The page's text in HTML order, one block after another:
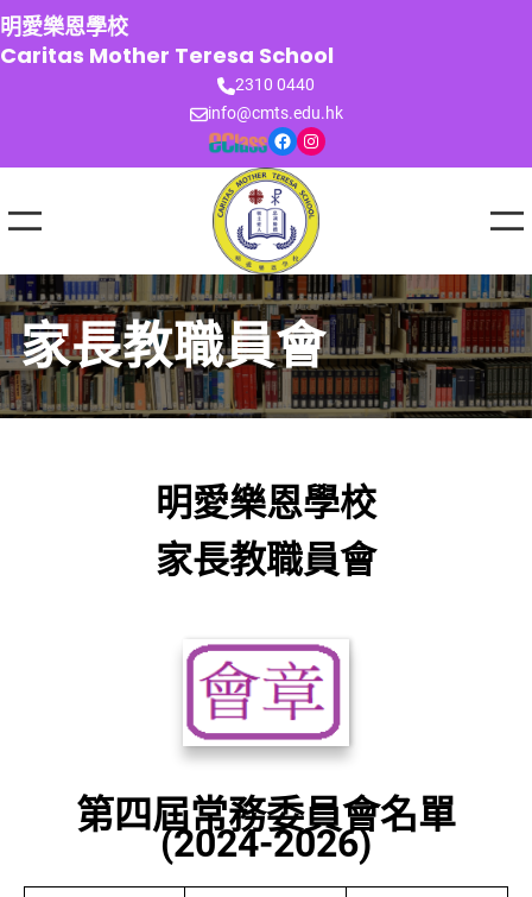
跳
至
主
明愛樂恩學校
Caritas Mother Teresa School
2310 0440
info@cmts.edu.hk
Facebook Instagram
家長教職員會
明愛樂恩學校
家長教職員會
第四屆常務委員會名單
(2024-2026)